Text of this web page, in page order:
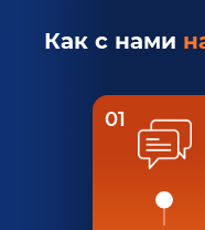
Как с нами
01